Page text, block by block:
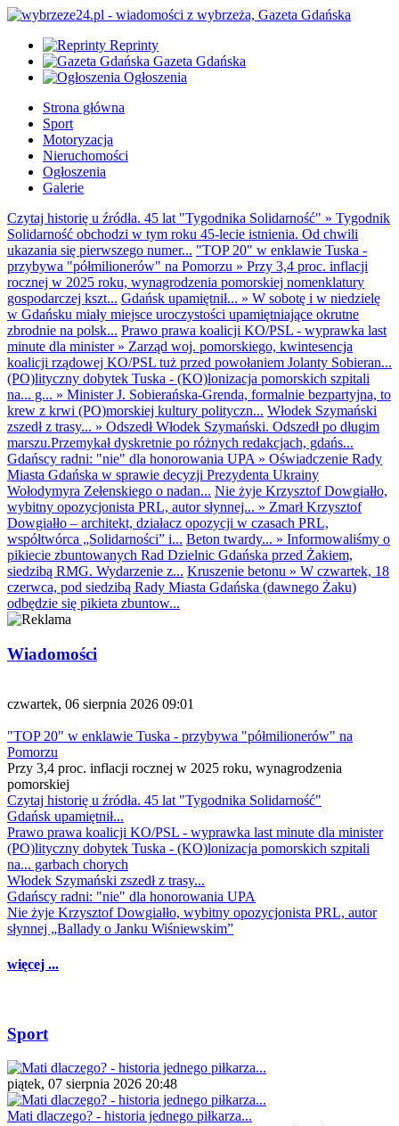
Reprinty
Gazeta Gdańska
Ogłoszenia
Strona główna
Sport
Motoryzacja
Nieruchomości
Ogłoszenia
Galerie
Czytaj historię u źródła. 45 lat "Tygodnika Solidarność" » Tygodnik
Solidarność obchodzi w tym roku 45-lecie istnienia. Od chwili
ukazania się pierwszego numer... "TOP 20" w enklawie Tuska -
przybywa "półmilionerów" na Pomorzu » Przy 3,4 proc. inflacji
rocznej w 2025 roku, wynagrodzenia pomorskiej nomenklatury
gospodarczej kszt... Gdańsk upamiętnił... » W sobotę i w niedzielę
w Gdańsku miały miejsce uroczystości upamiętniające okrutne
zbrodnie na polsk... Prawo prawa koalicji KO/PSL - wyprawka last
minute dla minister» Zarząd woj. pomorskiego, kwintesencja
koalicji rządowej KO/PSL tuż przed powołaniem Jolanty Sobieran...
(PO)lityczny dobytek Tuska - (KO)lonizacja pomorskich szpitali
na... g... » Minister J. Sobierańska-Grenda, formalnie bezpartyjna, to
krew z krwi (PO)morskiej kultury polityczn... Włodek Szymański
zszedł z trasy... » Odszedł Włodek Szymański. Odszedł po długim
marszu.Przemykał dyskretnie po różnych redakcjach, gdańs...
Gdańscy radni: "nie" dla honorowania UPA » Oświadczenie Rady
Miasta Gdańska w sprawie decyzji Prezydenta Ukrainy
Wołodymyra Zełenskiego o nadan... Nie żyje Krzysztof Dowgiałło,
wybitny opozycjonista PRL, autor słynnej... » Zmarł Krzysztof
Dowgiałło – architekt, działacz opozycji w czasach PRL,
współtwórca „Solidarności” i... Beton twardy... » Informowaliśmy o
pikiecie zbuntowanych Rad Dzielnic Gdańska przed Żakiem,
siedzibą RMG. Wydarzenie z... Kruszenie betonu » W czwartek, 18
czerwca, pod siedzibą Rady Miasta Gdańska (dawnego Żaku)
odbędzie się pikieta zbuntow...
Wiadomości
czwartek, 06 sierpnia 2026 09:01
"TOP 20" w enklawie Tuska - przybywa "półmilionerów" na
Pomorzu
Przy 3,4 proc. inflacji rocznej w 2025 roku, wynagrodzenia
pomorskiej
Czytaj historię u źródła. 45 lat "Tygodnika Solidarność"
Gdańsk upamiętnił...
Prawo prawa koalicji KO/PSL - wyprawka last minute dla minister
(PO)lityczny dobytek Tuska - (KO)lonizacja pomorskich szpitali
na... garbach chorych
Włodek Szymański zszedł z trasy...
Gdańscy radni: "nie" dla honorowania UPA
Nie żyje Krzysztof Dowgiałło, wybitny opozycjonista PRL, autor
słynnej „Ballady o Janku Wiśniewskim”
więcej ...
Sport
piątek, 07 sierpnia 2026 20:48
Mati dlaczego? - historia jednego piłkarza...